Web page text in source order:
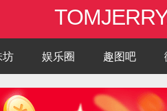
坊 娱乐圈 趣图吧